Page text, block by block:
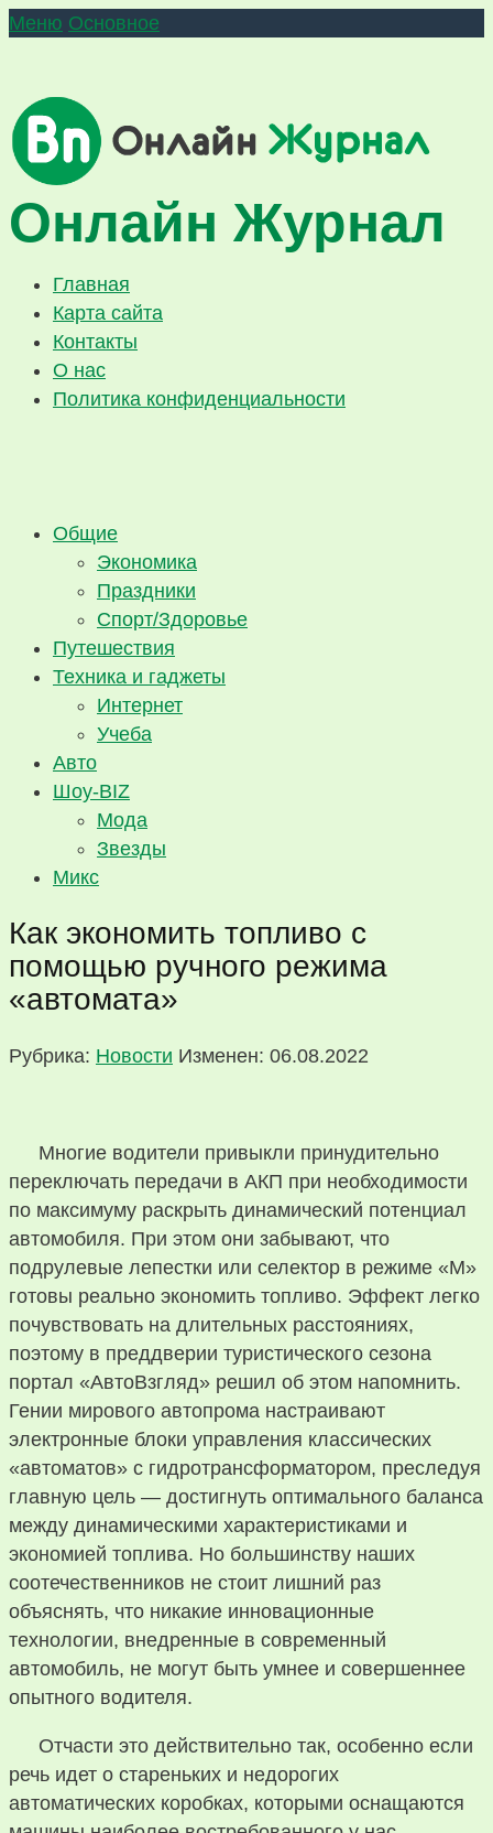
Меню Основное
Онлайн Журнал
Главная
Карта сайта
Контакты
О нас
Политика конфиденциальности
Общие
Экономика
Праздники
Спорт/Здоровье
Путешествия
Техника и гаджеты
Интернет
Учеба
Авто
Шоу-BIZ
Мода
Звезды
Микс
Как экономить топливо с
помощью ручного режима
«автомата»
Рубрика: Новости Изменен: 06.08.2022
Многие водители привыкли принудительно
переключать передачи в АКП при необходимости
по максимуму раскрыть динамический потенциал
автомобиля. При этом они забывают, что
подрулевые лепестки или селектор в режиме «М»
готовы реально экономить топливо. Эффект легко
почувствовать на длительных расстояниях,
поэтому в преддверии туристического сезона
портал «АвтоВзгляд» решил об этом напомнить.
Гении мирового автопрома настраивают
электронные блоки управления классических
«автоматов» с гидротрансформатором, преследуя
главную цель — достигнуть оптимального баланса
между динамическими характеристиками и
экономией топлива. Но большинству наших
соотечественников не стоит лишний раз
объяснять, что никакие инновационные
технологии, внедренные в современный
автомобиль, не могут быть умнее и совершеннее
опытного водителя.
Отчасти это действительно так, особенно если
речь идет о стареньких и недорогих
автоматических коробках, которыми оснащаются